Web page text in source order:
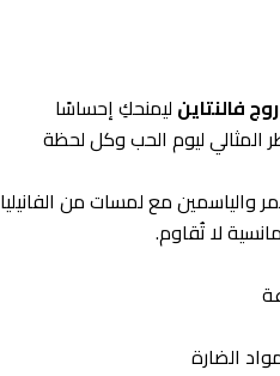
روج فالنتاين ليمنحكِ إحساسًا
المثالي ليوم الحب وكل لحظة
والياسمين مع لمسات من الفانيليا
لا تُقاوم.
الضارة